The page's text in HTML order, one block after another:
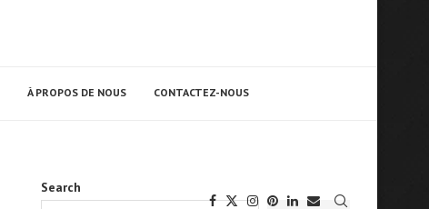
À PROPOS DE NOUS CONTACTEZ-NOUS
Search